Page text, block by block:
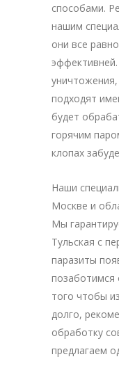
способами.
нашим
они все
подходят
будет
горячим
клопах
Наши
Москве и
Мы
Тульская с
паразиты
позаботимся
того чтобы
долго,
обработку
предлагаем